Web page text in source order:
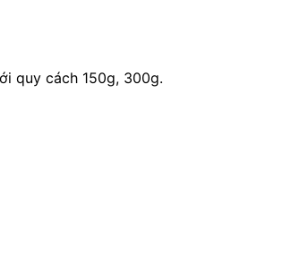
quy cách 150g, 300g.